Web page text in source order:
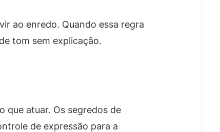
ao enredo. Quando essa regra
tom sem explicação.
que atuar. Os segredos de
de expressão para a